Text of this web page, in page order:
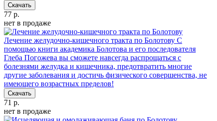
Скачать
77 р.
нет в продаже
Лечение желудочно-кишечного тракта по Болотову С
помощью книги академика Болотова и его последователя
Глеба Погожева вы сможете навсегда распрощаться с
болезнями желудка и кишечника, предотвратить многие
другие заболевания и достичь физического совершенства, не
имеющего возрастных пределов!
Скачать
71 р.
нет в продаже